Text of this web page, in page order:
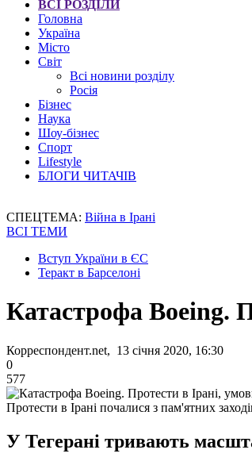
ВСІ РОЗДІЛИ
Головна
Україна
Місто
Світ
Всі новини розділу
Росія
Бізнес
Наука
Шоу-бізнес
Спорт
Lifestyle
БЛОГИ ЧИТАЧІВ
СПЕЦТЕМА: Війна в Ірані
ВСІ ТЕМИ
Вступ України в ЄС
Теракт в Барселоні
Катастрофа Boeing.
Корреспондент.net, 13 січня 2020, 16:30
0
577
Протести в Ірані почалися з пам'ятних
У Тегерані тривають